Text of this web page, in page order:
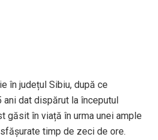
în județul Sibiu, după ce
ani dat dispărut la începutul
găsit în viață în urma unei ample
timp de zeci de ore.